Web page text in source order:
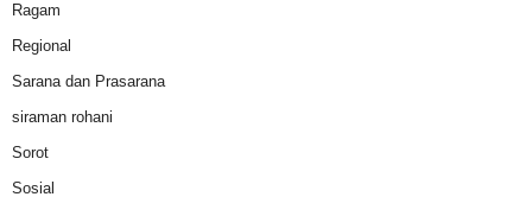
Ragam
Regional
Sarana dan Prasarana
siraman rohani
Sorot
Sosial